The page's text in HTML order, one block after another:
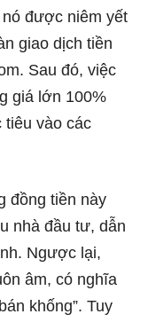
được niêm yết
giao dịch tiền
Sau đó, việc
giá lớn 100%
tiêu vào các
đồng tiền này
nhà đầu tư, dẫn
Ngược lại,
âm, có nghĩa
khống”. Tuy